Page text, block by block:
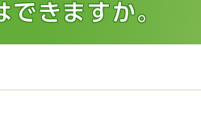
きますか。